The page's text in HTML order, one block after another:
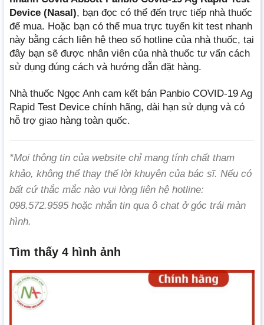
Device (Nasal), bạn đọc có thể đến trực tiếp nhà thuốc
để mua. Hoặc bạn có thể mua trực tuyến kit test nhanh
này bằng cách liên hệ theo số hotline của nhà thuốc, tại
đây bạn sẽ được nhân viên của nhà thuốc tư vấn cách
sử dụng đúng cách và hướng dẫn đặt hàng.
Nhà thuốc Ngọc Anh cam kết bán Panbio COVID-19 Ag
Rapid Test Device chính hãng, dài hạn sử dụng và có
hỗ trợ giao hàng toàn quốc.
*Mọi thông tin của website chỉ mang tính chất tham
khảo, không thể thay thế lời khuyên của bác sĩ. Nếu có
bất cứ thắc mắc nào vui lòng liên hệ hotline:
098.572.9595 hoặc nhắn tin qua ô chat ở góc trái màn
hình.
Tìm thấy 4 hình ảnh